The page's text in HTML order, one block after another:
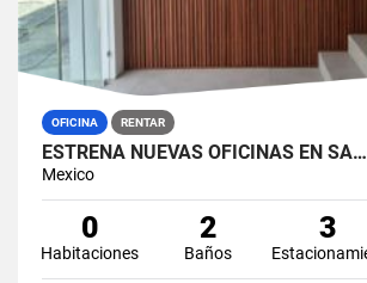
OFICINA RENTAR
ESTRENA NUEVAS OFICINAS EN SA…
Mexico
0
Habitaciones
2
Baños
3